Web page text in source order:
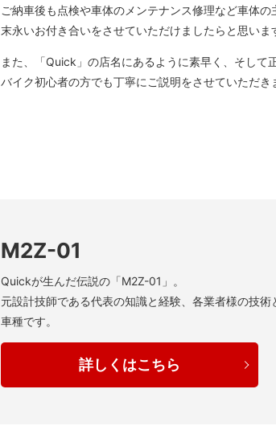
ご納車後も点検や車体のメンテナンス修理など車体の
末永いお付き合いをさせていただけましたらと思いま
また、「Quick」の店名にあるように素早く、そして
バイク初心者の方でも丁寧にご説明をさせていただ
M2Z-01
Quickが生んだ伝説の「M2Z-01」。
元設計技師である代表の知識と経験、各業者様の技術
車種です。
詳しくはこちら